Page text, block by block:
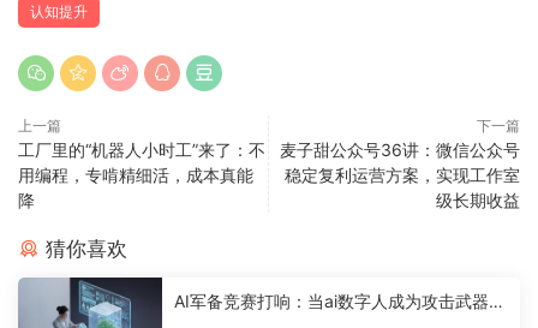
认知提升
上一篇
工厂里的“机器人小时工”来了：不
用编程，专啃精细活，成本真能
降
下一篇
麦子甜公众号36讲：微信公众号
稳定复利运营方案，实现工作室
级长期收益
猜你喜欢
AI军备竞赛打响：当ai数字人成为攻击武器，